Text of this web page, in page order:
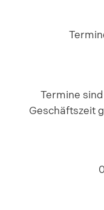
Termine
Geschäftszeit